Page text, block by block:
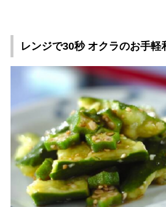
レンジで30秒 オクラのお手軽